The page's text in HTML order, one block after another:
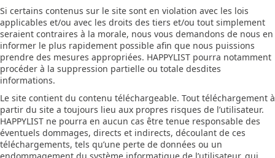
Si certains contenus sur le site sont en violation avec les lois
applicables et/ou avec les droits des tiers et/ou tout simplement
seraient contraires à la morale, nous vous demandons de nous en
informer le plus rapidement possible afin que nous puissions
prendre des mesures appropriées. HAPPYLIST pourra notamment
procéder à la suppression partielle ou totale desdites
informations.
Le site contient du contenu téléchargeable. Tout téléchargement à
partir du site a toujours lieu aux propres risques de l’utilisateur.
HAPPYLIST ne pourra en aucun cas être tenue responsable des
éventuels dommages, directs et indirects, découlant de ces
téléchargements, tels qu’une perte de données ou un